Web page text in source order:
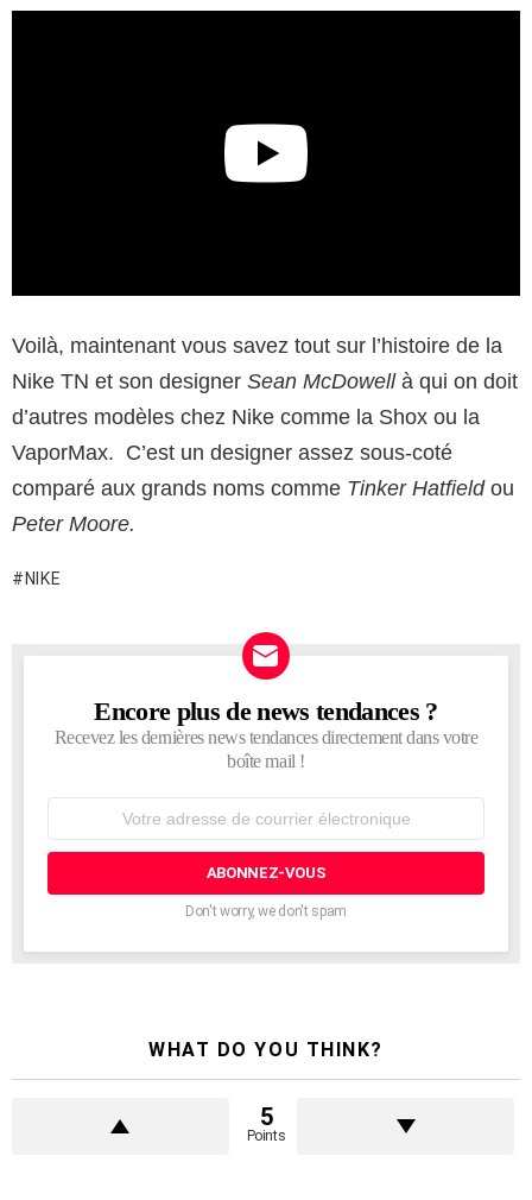
Voilà, maintenant vous savez tout sur l’histoire de la
Nike TN et son designer Sean McDowellà qui on doit
d’autres modèles chez Nike comme la Shox ou la
VaporMax. C’est un designer assez sous-coté
comparé aux grands noms comme Tinker Hatfieldou
Peter Moore.
NIKE
NEWSLETTER
Encore plus de news tendances ?
Recevez les dernières news tendances directement dans votre
boîte mail !
courrier
Don't worry, we don't spam
WHAT DO YOU THINK?
5
Points